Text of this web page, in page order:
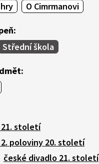
O Cimrmanovi
Střední škola
století
poloviny 20. století
české divadlo 21. století